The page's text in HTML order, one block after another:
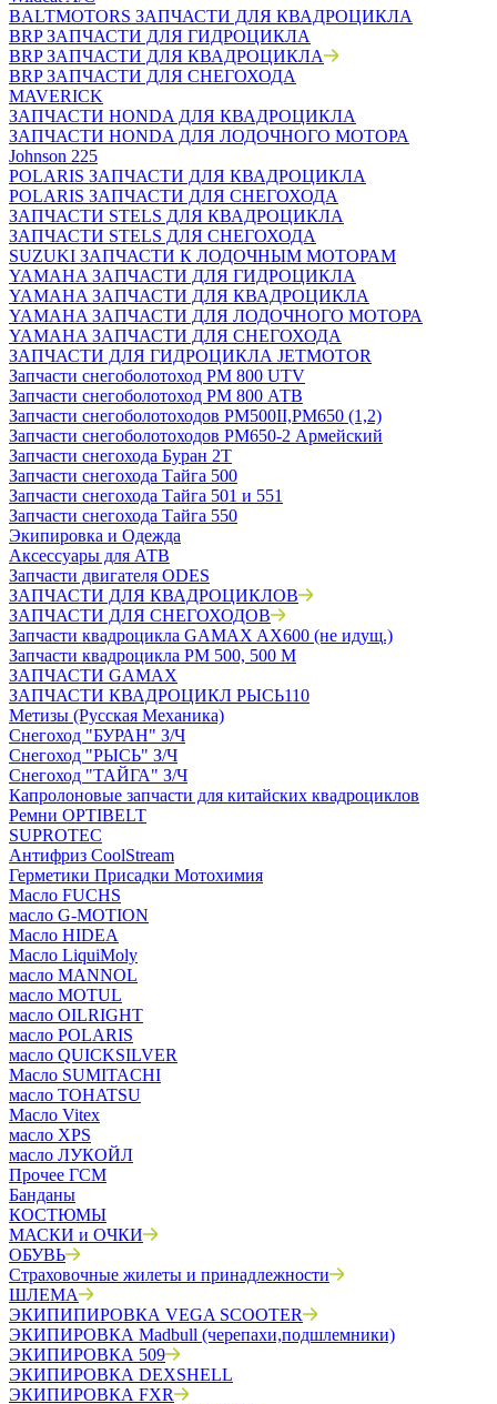
BALTMOTORS ЗАПЧАСТИ ДЛЯ КВАДРОЦИКЛА
BRP ЗАПЧАСТИ ДЛЯ ГИДРОЦИКЛА
BRP ЗАПЧАСТИ ДЛЯ КВАДРОЦИКЛА
BRP ЗАПЧАСТИ ДЛЯ СНЕГОХОДА
MAVERICK
ЗАПЧАСТИ HONDA ДЛЯ КВАДРОЦИКЛА
ЗАПЧАСТИ HONDA ДЛЯ ЛОДОЧНОГО МОТОРА
Johnson 225
POLARIS ЗАПЧАСТИ ДЛЯ КВАДРОЦИКЛА
POLARIS ЗАПЧАСТИ ДЛЯ СНЕГОХОДА
ЗАПЧАСТИ STELS ДЛЯ КВАДРОЦИКЛА
ЗАПЧАСТИ STELS ДЛЯ СНЕГОХОДА
SUZUKI ЗАПЧАСТИ К ЛОДОЧНЫМ МОТОРАМ
YAMAHA ЗАПЧАСТИ ДЛЯ ГИДРОЦИКЛА
YAMAHA ЗАПЧАСТИ ДЛЯ КВАДРОЦИКЛА
YAMAHA ЗАПЧАСТИ ДЛЯ ЛОДОЧНОГО МОТОРА
YAMAHA ЗАПЧАСТИ ДЛЯ СНЕГОХОДА
ЗАПЧАСТИ ДЛЯ ГИДРОЦИКЛА JETMOTOR
Запчасти снегоболотоход РМ 800 UTV
Запчасти снегоболотоход РМ 800 АТВ
Запчасти снегоболотоходов РМ500II,РМ650 (1,2)
Запчасти снегоболотоходов РМ650-2 Армейский
Запчасти снегохода Буран 2Т
Запчасти снегохода Тайга 500
Запчасти снегохода Тайга 501 и 551
Запчасти снегохода Тайга 550
Экипировка и Одежда
Аксессуары для АТВ
Запчасти двигателя ODES
ЗАПЧАСТИ ДЛЯ КВАДРОЦИКЛОВ
ЗАПЧАСТИ ДЛЯ СНЕГОХОДОВ
Запчасти квадроцикла GAMAX AX600 (не идущ.)
Запчасти квадроцикла РМ 500, 500 М
ЗАПЧАСТИ GAMAX
ЗАПЧАСТИ КВАДРОЦИКЛ РЫСЬ110
Метизы (Русская Механика)
Снегоход "БУРАН" З/Ч
Снегоход "РЫСЬ" З/Ч
Снегоход "ТАЙГА" З/Ч
Капролоновые запчасти для китайских квадроциклов
Ремни OPTIBELT
SUPROTEC
Антифриз CoolStream
Герметики Присадки Мотохимия
Масло FUCHS
масло G-MOTION
Масло HIDEA
Масло LiquiMoly
масло MANNOL
масло MOTUL
масло OILRIGHT
масло POLARIS
масло QUICKSILVER
Масло SUMITACHI
масло TOHATSU
Масло Vitex
масло XPS
масло ЛУКОЙЛ
Прочее ГСМ
Банданы
КОСТЮМЫ
МАСКИ и ОЧКИ
ОБУВЬ
Страховочные жилеты и принадлежности
ШЛЕМА
ЭКИПИПИРОВКА VEGA SCOOTER
ЭКИПИРОВКА Madbull (черепахи,подшлемники)
ЭКИПИРОВКА 509
ЭКИПИРОВКА DEXSHELL
ЭКИПИРОВКА FXR